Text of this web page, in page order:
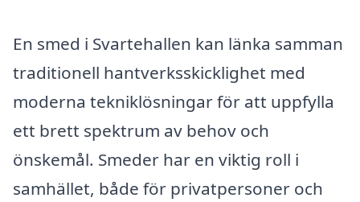
En smed i Svartehallen kan länka samman
traditionell hantverksskicklighet med
moderna tekniklösningar för att uppfylla
ett brett spektrum av behov och
önskemål. Smeder har en viktig roll i
samhället, både för privatpersoner och